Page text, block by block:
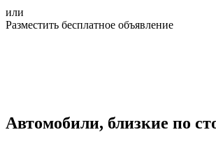
или
Разместить бесплатное объявление
Автомобили, близкие по